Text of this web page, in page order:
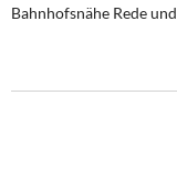
Bahnhofsnähe Rede